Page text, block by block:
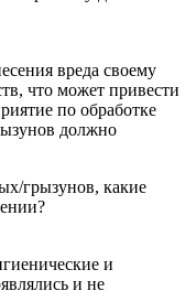
вреда своему
что может привести
по обработке
должно
грызунов, какие
и
и не